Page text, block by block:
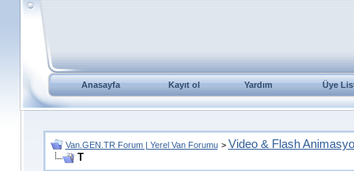
Anasayfa Kayıt ol Yardım Üye
Van.GEN.TR Forum | Yerel Van Forumu > Video & Flash
T